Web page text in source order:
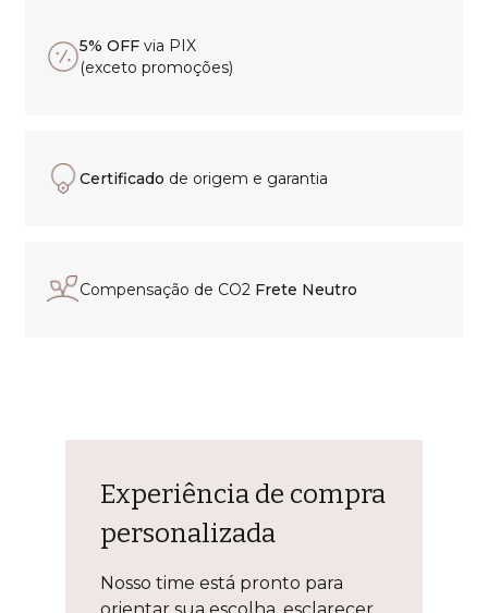
5% OFF via PIX
(exceto promoções)
Certificado de origem e garantia
Compensação de CO2 Frete Neutro
Experiência de compra
personalizada
Nosso time está pronto para
orientar sua escolha, esclarecer